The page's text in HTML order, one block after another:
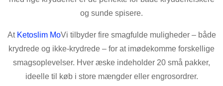
og sunde spisere.
At Ketoslim MoVi tilbyder fire smagfulde muligheder – både
krydrede og ikke-krydrede – for at imødekomme forskellige
smagsoplevelser. Hver æske indeholder 20 små pakker,
ideelle til køb i store mængder eller engrosordrer.